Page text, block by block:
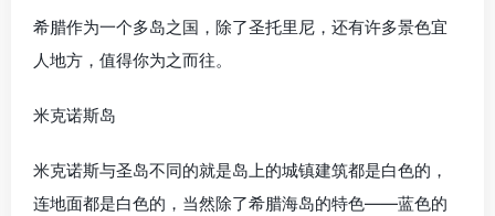
希腊作为一个多岛之国，除了圣托里尼，还有许多景色宜
人地方，值得你为之而往。
米克诺斯岛
米克诺斯与圣岛不同的就是岛上的城镇建筑都是白色的，
连地面都是白色的，当然除了希腊海岛的特色——蓝色的